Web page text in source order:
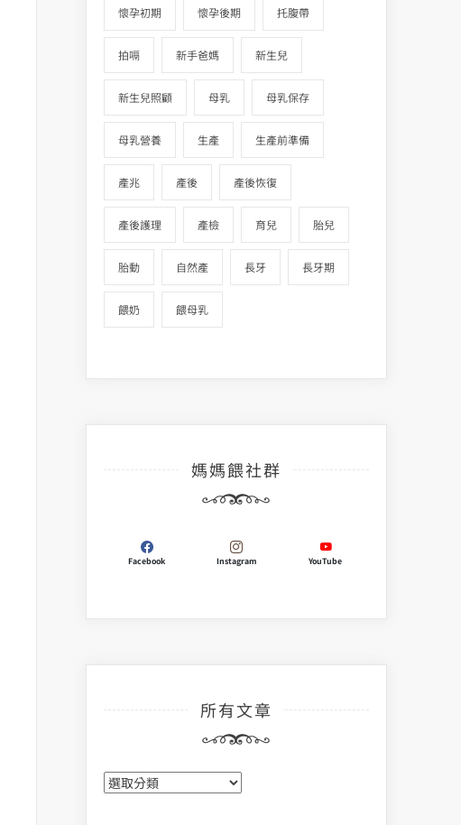
懷孕初期 懷孕後期 托腹帶
拍嗝 新手爸媽 新生兒
新生兒照顧 母乳 母乳保存
母乳營養 生產 生產前準備
產兆 產後 產後恢復
產後護理 產檢 育兒 胎兒
胎動 自然產 長牙 長牙期
餵奶 餵母乳
媽媽餵社群
Facebook Instagram YouTube
所有文章
所
有